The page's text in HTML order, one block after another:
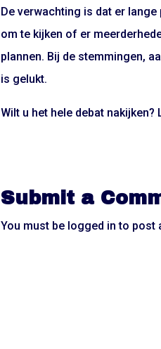
De verwachting is dat er
om te kijken of er
plannen. Bij de stemmingen,
is gelukt.
Wilt u het hele debat
Submit a
You must be logged in to post